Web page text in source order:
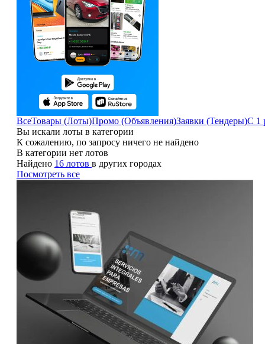
ВсеТовары (Лоты)Промо (Объявления)Заявки (Тендеры)С 1
Вы искали лоты в категории
К сожалению, по запросу ничего не найдено
В категории нет лотов
Найдено 16 лотов в других городах
Посмотреть все